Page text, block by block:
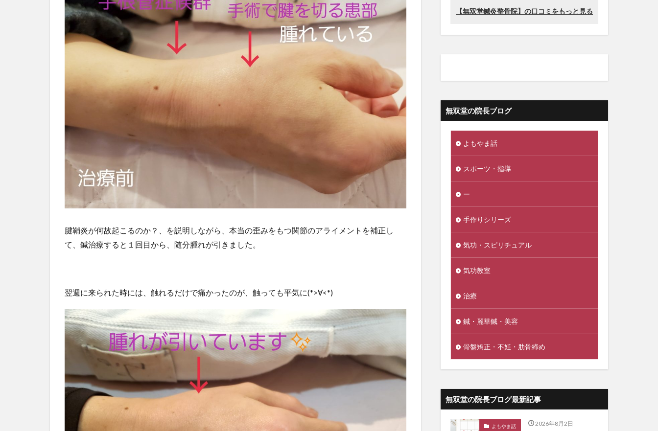
腱鞘炎が何故起こるのか？、を説明しながら、本当の歪みをもつ関節のアライメントを補正し
て、鍼治療すると１回目から、随分腫れが引きました。
翌週に来られた時には、触れるだけで痛かったのが、触っても平気に(*>∀<*)
無双堂の院長ブログ
よもやま話
スポーツ・指導
ー
手作りシリーズ
気功・スピリチュアル
気功教室
治療
鍼・麗華鍼・美容
骨盤矯正・不妊・肋骨締め
無双堂の院長ブログ最新記事
よもやま話 2026年8月2日